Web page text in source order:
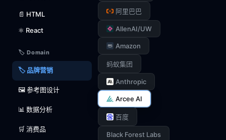
📄 HTML
⚛️ React
🏷️ Domain
🏷️ 品牌营销
🖼️ 参考图设计
📊 数据分析
🛒 消费品
阿里巴巴
AllenAI/UW
Amazon
蚂蚁集团
Anthropic
Arcee AI
百度
Black Forest Labs